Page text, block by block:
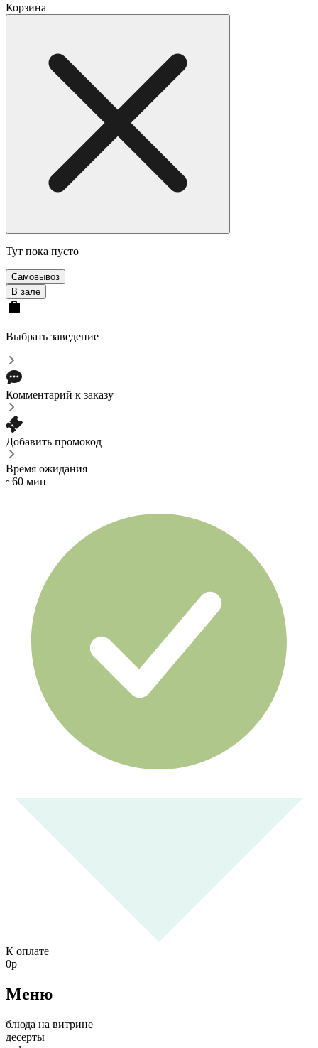
Корзина
Тут пока пусто
Самовывоз
В зале
Выбрать заведение
Комментарий к заказу
Добавить промокод
Время ожидания
~60 мин
К оплате
0р
Меню
блюда на витрине
десерты